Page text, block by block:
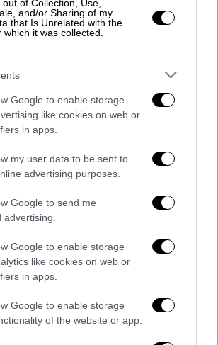
of Collection, Use,
and/or Sharing of my
that Is Unrelated with the
it was collected.
Google to enable storage
like cookies on web or
in apps.
my user data to be sent to
advertising purposes.
Google to send me
Google to enable storage
like cookies on web or
in apps.
Google to enable storage
of the website or app.
άμεσα με δική σας ευθύνη. Το
και τα προσβλητικά σχόλια θα
καταχώρηση
δύο μέλη μαφίας στο
Παλαιό Φάληρο - Οι εκβιασμοί, οι
και τα προσωνύμια «πίτμπουλ»
«μπουλντόγκ»
σοκ από το μακελειό σε σχολείο
στην Ταϊλάνδη: Η στιγμή που ο 14χρονος
πυρ - Στους 9 ανέβηκαν οι νεκροί